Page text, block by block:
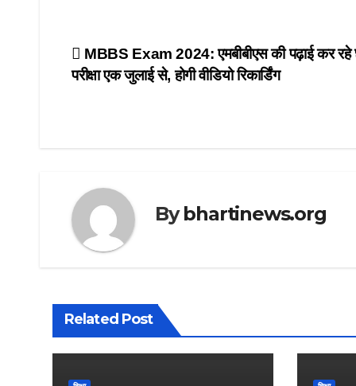
Post
navigation
MBBS Exam 2024: एमबीबीएस की पढ़ाई कर रहे
परीक्षा एक जुलाई से, होगी वीडियो रिकार्डिंग
Bybhartinews.org
Related Post